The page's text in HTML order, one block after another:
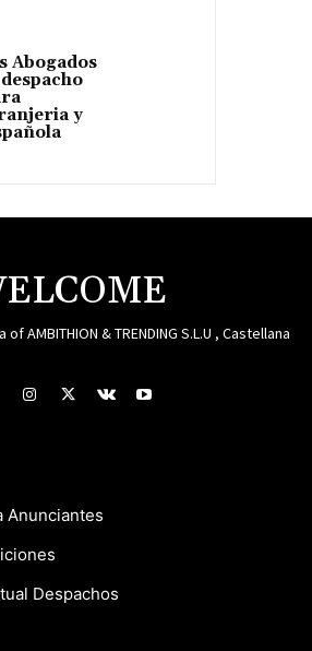
Abogados
y
AMBITHION & TRENDING S.L.U , Castellana
Anunciantes
Despachos